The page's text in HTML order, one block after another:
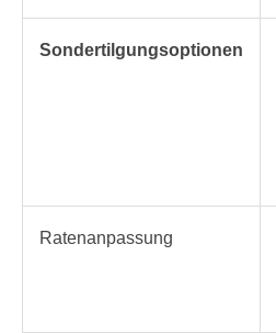
Sondertilgungsoptionen
Ratenanpassung